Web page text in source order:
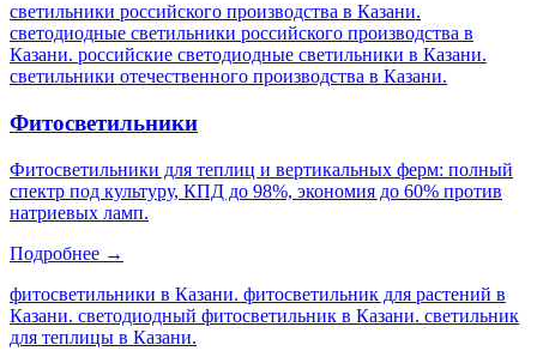
светильники российского производства в Казани.
светодиодные светильники российского производства в
Казани. российские светодиодные светильники в Казани.
светильники отечественного производства в Казани.
Фитосветильники
Фитосветильники для теплиц и вертикальных ферм: полный
спектр под культуру, КПД до 98%, экономия до 60% против
натриевых ламп.
Подробнее →
фитосветильники в Казани. фитосветильник для растений в
Казани. светодиодный фитосветильник в Казани. светильник
для теплицы в Казани.